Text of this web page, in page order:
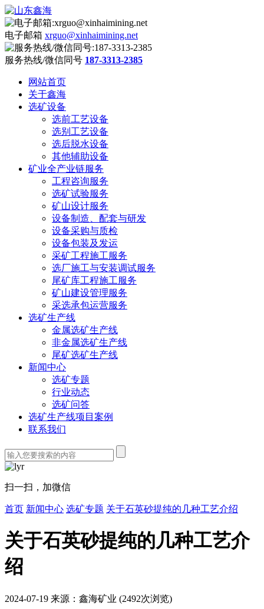
电子邮箱 xrguo@xinhaimining.net
服务热线/微信同号 187-3313-2385
网站首页
关于鑫海
选矿设备
选前工艺设备
选别工艺设备
选后脱水设备
其他辅助设备
矿业全产业链服务
工程咨询服务
选矿试验服务
矿山设计服务
设备制造、配套与研发
设备采购与质检
设备包装及发运
采矿工程施工服务
选厂施工与安装调试服务
尾矿库工程施工服务
矿山建设管理服务
采选承包运营服务
选矿生产线
金属选矿生产线
非金属选矿生产线
尾矿选矿生产线
新闻中心
选矿专题
行业动态
选矿问答
选矿生产线项目案例
联系我们
扫一扫，加微信
首页 新闻中心 选矿专题 关于石英砂提纯的几种工艺介绍
关于石英砂提纯的几种工艺介
绍
2024-07-19 来源：鑫海矿业 (2492次浏览)